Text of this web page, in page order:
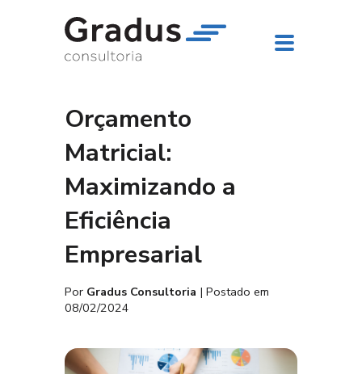
Orçamento
Matricial:
Maximizando a
Eficiência
Empresarial
Por Gradus Consultoria | Postado em
08/02/2024